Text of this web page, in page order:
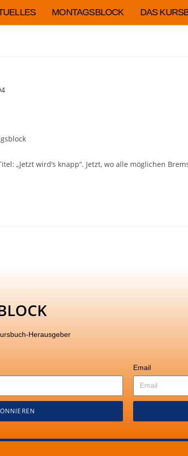
MONTAGSBLOCK DAS
„Jetzt wird’s knapp“. Jetzt, wo alle möglichen
Herausgeber
Email